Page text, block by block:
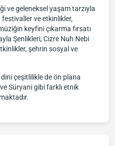
ve geleneksel yaşam tarzıyla
festivaller ve etkinlikler,
keyfini çıkarma fırsatı
Şenlikleri, Cizre Nuh Nebi
şehrin sosyal ve
çeşitlilikle de ön plana
Süryani gibi farklı etnik